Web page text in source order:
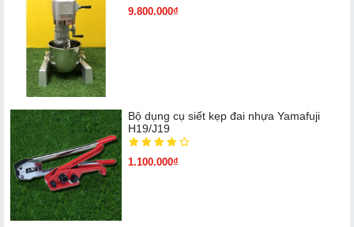
9.800.000₫
Bộ dụng cụ siết kẹp đai nhựa Yamafuji
H19/J19
1.100.000₫